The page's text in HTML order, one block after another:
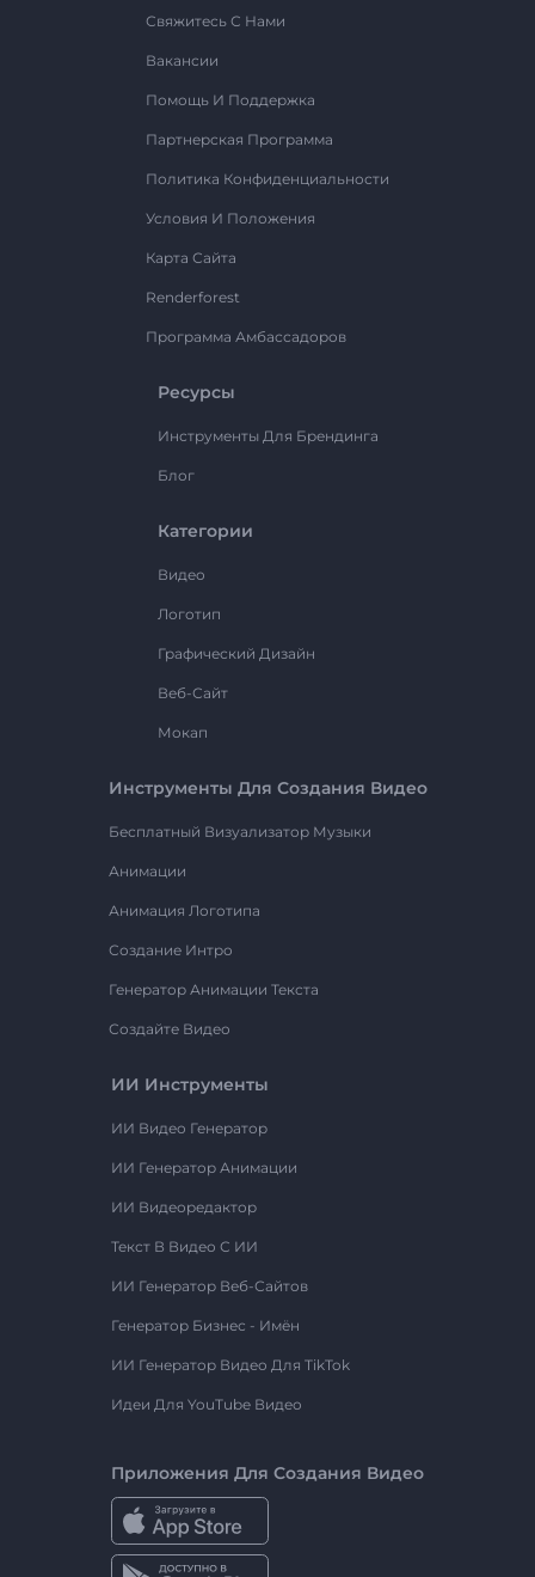
Свяжитесь С Нами
Вакансии
Помощь И Поддержка
Партнерская Программа
Политика Конфиденциальности
Условия И Положения
Карта Сайта
Renderforest
Программа Амбассадоров
Ресурсы
Инструменты Для Брендинга
Блог
Категории
Видео
Логотип
Графический Дизайн
Веб-Сайт
Мокап
Инструменты Для Создания Видео
Бесплатный Визуализатор Музыки
Анимации
Анимация Логотипа
Создание Интро
Генератор Анимации Текста
Создайте Видео
ИИ Инструменты
ИИ Видео Генератор
ИИ Генератор Анимации
ИИ Видеоредактор
Текст В Видео С ИИ
ИИ Генератор Веб-Сайтов
Генератор Бизнес - Имён
ИИ Генератор Видео Для TikTok
Идеи Для YouTube Видео
Приложения Для Создания Видео